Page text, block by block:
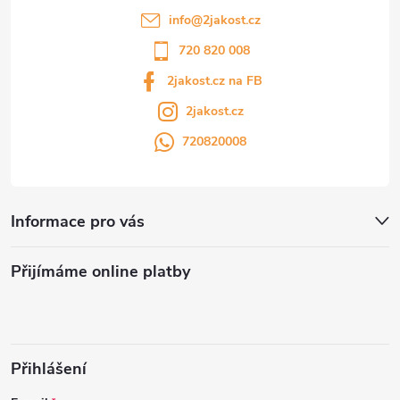
info@2jakost.cz
720 820 008
2jakost.cz na FB
2jakost.cz
720820008
Informace pro vás
Přijímáme online platby
Přihlášení